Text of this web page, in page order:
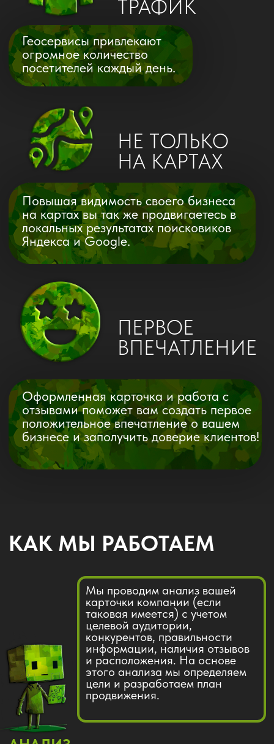
Оформленная карточка и работа с
отзывами поможет вам создать первое
положительное впечатление о вашем
бизнесе и заполучить доверие клиентов!
КАК МЫ РАБОТАЕМ
ОПТИМИЗАЦИЯ
И ВЕДЕНИЕ ПРОФИЛЯ
ОФОРМЛЕНИЕ
КАРТОЧКИ БИЗНЕСА
заметным для алгоритмов
выдачи. Регулярно
обновляем информацию о
компании и предоставляем
ежемесячные краткие
отчеты по показателям.
Создаем или переоформляем профиль
вашей компании на картах, оформляя
витрину товаров и услуг. Мы размещаем
услуги, разрабатываем акции и создаем
рекламные материалы, включая онлайн-
баннеры, посты и сторис.
Мы проводим анализ вашей
карточки компании (если
целевой аудитории,
конкурентов, правильности
информации, наличия отзывов
и расположения. На основе
этого анализа мы определяем
цели и разработаем план
продвижения.